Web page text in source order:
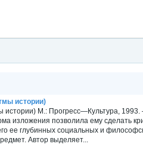
истории)
М.: Прогресс—Культура, 1993.
изложения позволила ему сделать
ее глубинных социальных и
Автор выделяет...